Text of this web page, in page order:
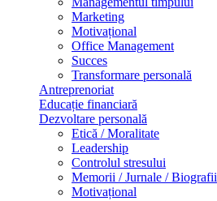
Marketing
Motivațional
Office Management
Succes
Transformare personală
Antreprenoriat
Educație financiară
Dezvoltare personală
Etică / Moralitate
Leadership
Controlul stresului
Memorii / Jurnale / Biografii
Motivațional